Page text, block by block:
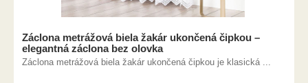
Záclona metrážová biela žakár ukončená čipkou –
elegantná záclona bez olovka
Záclona metrážová biela žakár ukončená čipkou je klasická ...